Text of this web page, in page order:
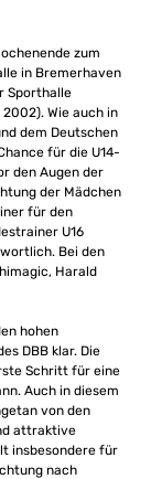
zum
in Bremerhaven
Sporthalle
Wie auch in
dem Deutschen
für die U14-
den Augen der
der Mädchen
für den
U16
Bei den
Harald
hohen
DBB klar. Die
Schritt für eine
Auch in diesem
von den
attraktive
insbesondere für
nach